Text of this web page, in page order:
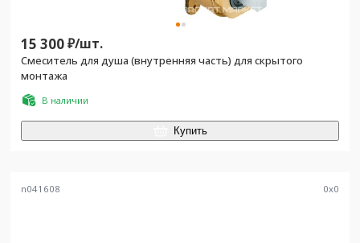
15 300₽/шт.
Смеситель для душа (внутренняя часть) для скрытого
монтажа
В наличии
Купить
n041608 0x0